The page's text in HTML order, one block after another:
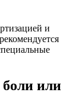
и
или